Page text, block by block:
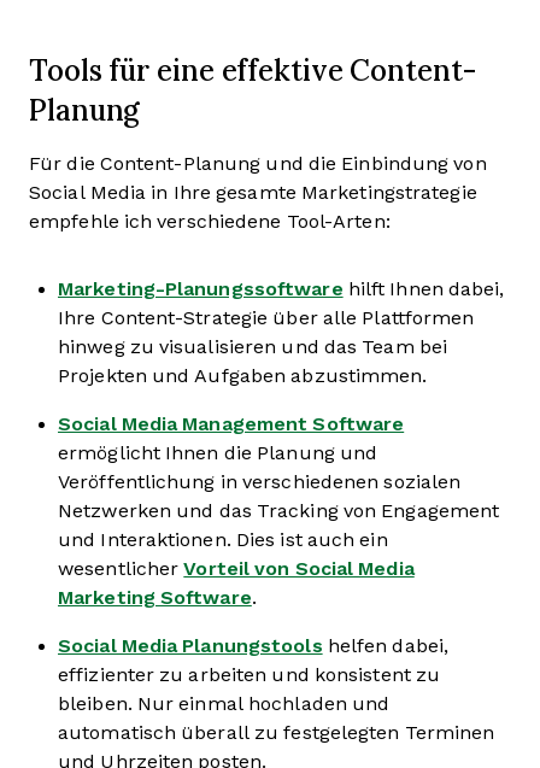
Tools für eine effektive Content-
Planung
Für die Content-Planung und die Einbindung von
Social Media in Ihre gesamte Marketingstrategie
empfehle ich verschiedene Tool-Arten:
Marketing-Planungssoftware hilft Ihnen dabei,
Ihre Content-Strategie über alle Plattformen
hinweg zu visualisieren und das Team bei
Projekten und Aufgaben abzustimmen.
Social Media Management Software
ermöglicht Ihnen die Planung und
Veröffentlichung in verschiedenen sozialen
Netzwerken und das Tracking von Engagement
und Interaktionen. Dies ist auch ein
wesentlicherVorteil von Social Media
Marketing Software.
Social Media Planungstools helfen dabei,
effizienter zu arbeiten und konsistent zu
bleiben. Nur einmal hochladen und
automatisch überall zu festgelegten Terminen
und Uhrzeiten posten.